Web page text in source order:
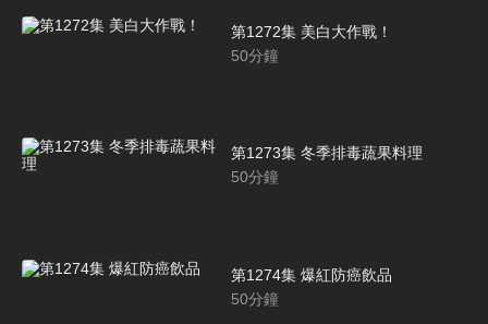
第1272集 美白大作戰！
50分鐘
第1273集 冬季排毒蔬果料理
50分鐘
第1274集 爆紅防癌飲品
50分鐘